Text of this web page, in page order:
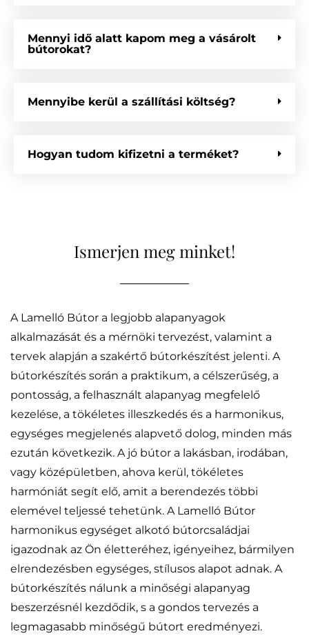
Mennyi idő alatt kapom meg a vásárolt
bútorokat?
Mennyibe kerül a szállítási költség?
Hogyan tudom kifizetni a terméket?
Ismerjen meg minket!
A Lamelló Bútor a legjobb alapanyagok
alkalmazását és a mérnöki tervezést, valamint a
tervek alapján a szakértő bútorkészítést jelenti. A
bútorkészítés során a praktikum, a célszerűség, a
pontosság, a felhasznált alapanyag megfelelő
kezelése, a tökéletes illeszkedés és a harmonikus,
egységes megjelenés alapvető dolog, minden más
ezután következik. A jó bútor a lakásban, irodában,
vagy középületben, ahova kerül, tökéletes
harmóniát segít elő, amit a berendezés többi
elemével teljessé tehetünk. A Lamelló Bútor
harmonikus egységet alkotó bútorcsaládjai
igazodnak az Ön életteréhez, igényeihez, bármilyen
elrendezésben egységes, stílusos alapot adnak. A
bútorkészítés nálunk a minőségi alapanyag
beszerzésnél kezdődik, s a gondos tervezés a
legmagasabb minőségű bútort eredményezi.